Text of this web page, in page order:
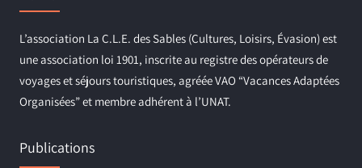
L’association La C.L.E. des Sables (Cultures, Loisirs, Évasion) est
une association loi 1901, inscrite au registre des opérateurs de
voyages et séjours touristiques, agréée VAO “Vacances Adaptées
Organisées” et membre adhérent à l’UNAT.
Publications